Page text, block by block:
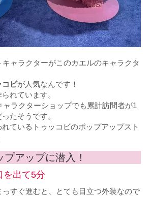
ャラクターがこのカエルのキャラクタ
コビが人気なんです！
れています。
ャラクターショップでも累計訪問者が1
たそうです。
ているトゥッコビのポップアップスト
アップに潜入！
を出て5分
っすぐ進むと、とても目立つ外装なので